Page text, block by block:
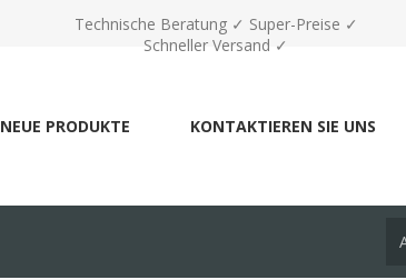
Technische Beratung ✓ Super-Preise ✓
Schneller Versand ✓
NEUE PRODUKTE KONTAKTIEREN SIE UNS